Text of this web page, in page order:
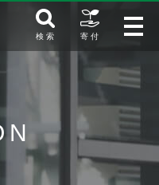
検 索 寄 付